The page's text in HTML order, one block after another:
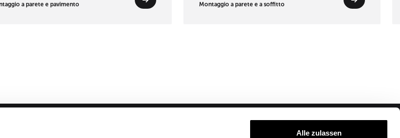
Alle zulassen
a parete e pavimento
Montaggio a parete e a soffitto
Partner Login